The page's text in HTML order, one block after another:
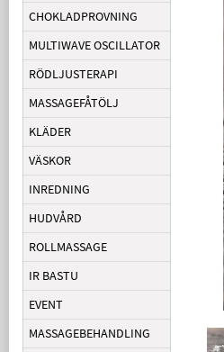
CHOKLADPROVNING
MULTIWAVE OSCILLATOR
RÖDLJUSTERAPI
MASSAGEFÅTÖLJ
KLÄDER
VÄSKOR
INREDNING
HUDVÅRD
ROLLMASSAGE
IR BASTU
EVENT
MASSAGEBEHANDLING